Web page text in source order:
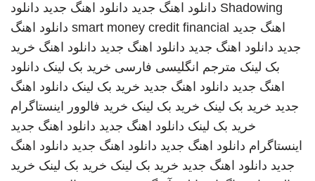
Shadowing دانلود اهنگ جدید دانلود اهنگ جدید دانلود
اهنگ جدید smart money credit financial دانلود اهنگ
جدید دانلود اهنگ جدید دانلود اهنگ جدید دانلود اهنگ خرید
بک لینک مترجم انگلیسی فارسی خرید بک لینک دانلود
اهنگ جدید دانلود اهنگ جدید خرید بک لینک دانلود اهنگ
جدید خرید بک لینک خرید بک لینک خرید فالوور اینستاگرام
خرید بک لینک دانلود اهنگ جدید دانلود اهنگ جدید
اینستاگرام دانلود اهنگ جدید دانلود اهنگ جدید دانلود اهنگ
جدید دانلود اهنگ جدید خرید بک لینک خرید بک لینک خرید